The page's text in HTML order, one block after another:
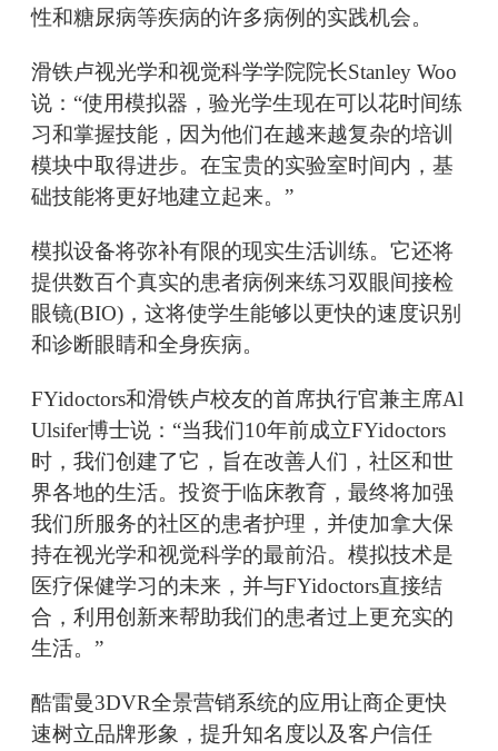
性和糖尿病等疾病的许多病例的实践机会。
滑铁卢视光学和视觉科学学院院长Stanley Woo
说：“使用模拟器，验光学生现在可以花时间练
习和掌握技能，因为他们在越来越复杂的培训
模块中取得进步。在宝贵的实验室时间内，基
础技能将更好地建立起来。”
模拟设备将弥补有限的现实生活训练。它还将
提供数百个真实的患者病例来练习双眼间接检
眼镜(BIO)，这将使学生能够以更快的速度识别
和诊断眼睛和全身疾病。
FYidoctors和滑铁卢校友的首席执行官兼主席Al
Ulsifer博士说：“当我们10年前成立FYidoctors
时，我们创建了它，旨在改善人们，社区和世
界各地的生活。投资于临床教育，最终将加强
我们所服务的社区的患者护理，并使加拿大保
持在视光学和视觉科学的最前沿。模拟技术是
医疗保健学习的未来，并与FYidoctors直接结
合，利用创新来帮助我们的患者过上更充实的
生活。”
酷雷曼3DVR全景营销系统的应用让商企更快
速树立品牌形象，提升知名度以及客户信任